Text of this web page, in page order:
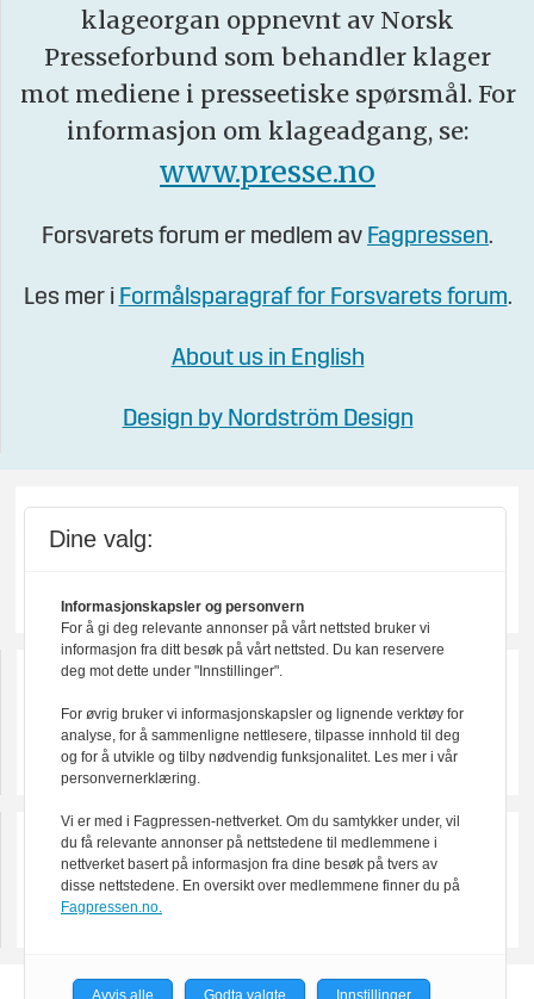
klageorgan oppnevnt av Norsk
Presseforbund som behandler klager
mot mediene i presseetiske spørsmål. For
informasjon om klageadgang, se:
www.presse.no
Forsvarets forum er medlem av Fagpressen.
Les mer i Formålsparagraf for Forsvarets forum.
About us in English
Design by Nordström Design
Dine valg:
Informasjonskapsler og personvern
For å gi deg relevante annonser på vårt nettsted bruker vi
informasjon fra ditt besøk på vårt nettsted. Du kan reservere
deg mot dette under "Innstillinger".
For øvrig bruker vi informasjonskapsler og lignende verktøy for
analyse, for å sammenligne nettlesere, tilpasse innhold til deg
og for å utvikle og tilby nødvendig funksjonalitet. Les mer i vår
personvernerklæring.
Vi er med i Fagpressen-nettverket. Om du samtykker under, vil
du få relevante annonser på nettstedene til medlemmene i
nettverket basert på informasjon fra dine besøk på tvers av
disse nettstedene. En oversikt over medlemmene finner du på
Fagpressen.no.
Avvis alle Godta valgte Innstillinger